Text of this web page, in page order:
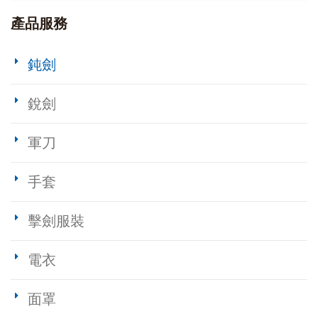
產品服務
鈍劍
銳劍
軍刀
手套
擊劍服裝
電衣
面罩